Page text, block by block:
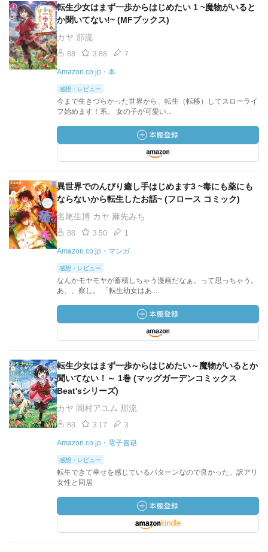
転生少女はまず一歩からはじめたい 1 ~魔物がいると
か聞いてない!~ (MFブックス)
カヤ 那流
88 3.88 7
Amazon.co.jp・本
感想・レビュー
今まで生きづらかった世界から、転生（転移）してスローライ
フ始めます！系。 女の子が可愛い...
異世界でのんびり癒し手はじめます3 ~毒にも薬にも
ならないから転生したお話~ (フロース コミック)
名尾生博 カヤ 麻先みち
88 3.50 1
Amazon.co.jp・マンガ
感想・レビュー
なんかモヤモヤが蓄積しちゃう漫画だなぁ。って思っちゃう。
あ、、察し。 「転生幼女はあ...
転生少女はまず一歩からはじめたい～魔物がいるとか
聞いてない！～ 1巻 (マッグガーデンコミックス
Beat'sシリーズ)
カヤ 岡村アユム 那流
83 3.17 3
Amazon.co.jp・電子書籍
感想・レビュー
転生できて幸せを感じているパターンなので良かった。訳アリ
女性と同居